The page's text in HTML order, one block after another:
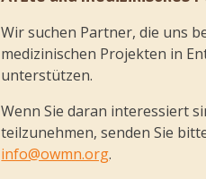
Wir suchen Partner, die uns
medizinischen Projekten in
unterstützen.
Wenn Sie daran interessiert
teilzunehmen, senden Sie
info@owmn.org.